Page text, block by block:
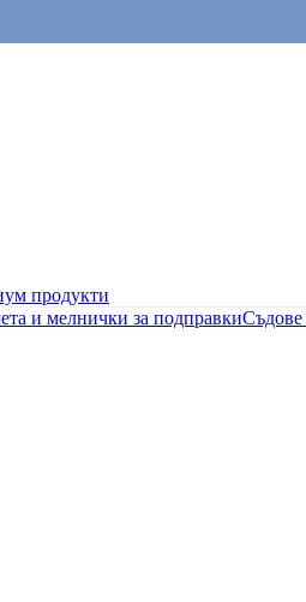
продукти
и мелнички за подправкиСъдове